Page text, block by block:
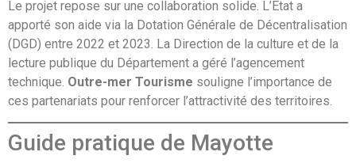
Le projet repose sur une collaboration solide. L’État a
apporté son aide via la Dotation Générale de Décentralisation
(DGD) entre 2022 et 2023. La Direction de la culture et de la
lecture publique du Département a géré l’agencement
technique. Outre-mer Tourisme souligne l’importance de
ces partenariats pour renforcer l’attractivité des territoires.
Guide pratique de Mayotte